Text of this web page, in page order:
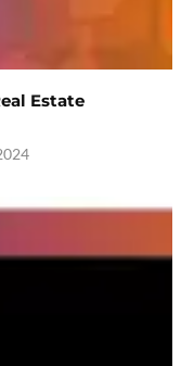
Estate